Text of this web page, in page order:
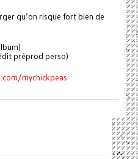
qu’on risque fort bien de
préprod perso)
mychickpeas